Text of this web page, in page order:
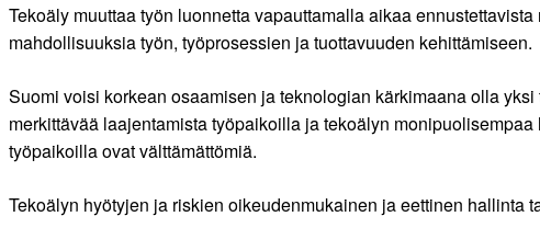
Tekoäly muuttaa työn luonnetta vapauttamalla aikaa
mahdollisuuksia työn, työprosessien ja tuottavuuden kehittämiseen.
Suomi voisi korkean osaamisen ja teknologian kärkimaana olla
merkittävää laajentamista työpaikoilla ja tekoälyn
työpaikoilla ovat välttämättömiä.
Tekoälyn hyötyjen ja riskien oikeudenmukainen ja eettinen